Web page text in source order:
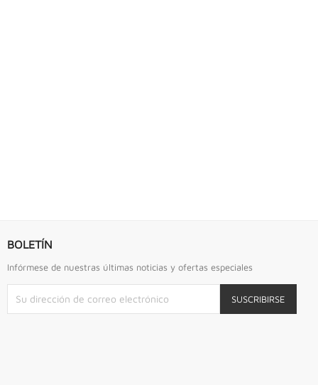
BOLETÍN
Infórmese de nuestras últimas noticias y ofertas especiales